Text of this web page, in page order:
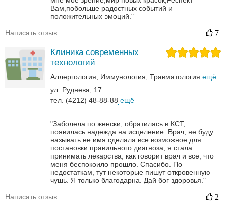
Вам,побольше радостных событий и
положительных эмоций."
Написать отзыв 7
Клиника современных
технологий
Аллергология Иммунология Травматология ещё
ул. Руднева, 17
тел. (4212) 48-88-88 ещё
"Заболела по женски, обратилась в КСТ,
появилась надежда на исцеление. Врач, не буду
называть ее имя сделала все возможное для
постановки правильного диагноза, я стала
принимать лекарства, как говорит врач и все, что
меня беспокоило прошло. Спасибо. По
недостаткам, тут некоторые пишут откровенную
чушь. Я только благодарна. Дай бог здоровья."
Написать отзыв 2